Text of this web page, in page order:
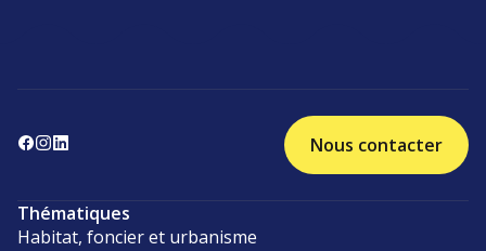
Nous contacter
Thématiques
Habitat, foncier et urbanisme